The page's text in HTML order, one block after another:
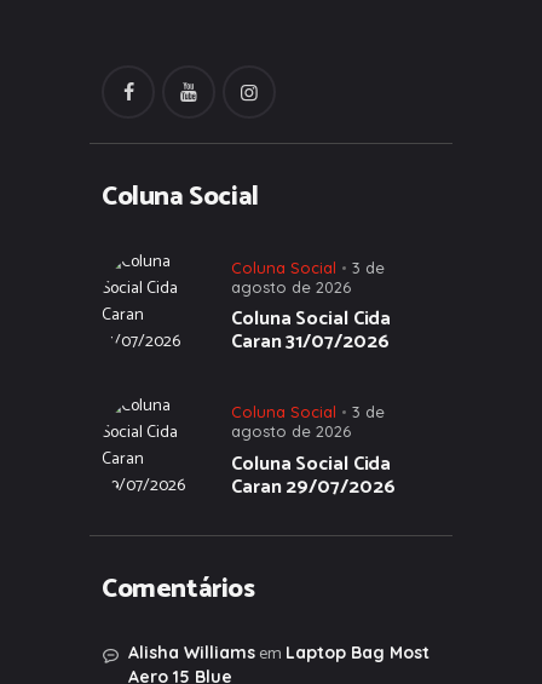
Coluna Social
Coluna Social
3 de
agosto de 2026
Coluna Social Cida
Caran 31/07/2026
Coluna Social
3 de
agosto de 2026
Coluna Social Cida
Caran 29/07/2026
Comentários
Alisha Williamsem Laptop Bag Most
Aero 15 Blue